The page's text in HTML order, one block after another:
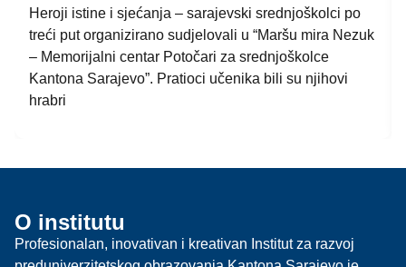
Heroji istine i sjećanja – sarajevski srednjoškolci po
treći put organizirano sudjelovali u “Maršu mira Nezuk
– Memorijalni centar Potočari za srednjoškolce
Kantona Sarajevo”. Pratioci učenika bili su njihovi
hrabri
O institutu
Profesionalan, inovativan i kreativan Institut za razvoj